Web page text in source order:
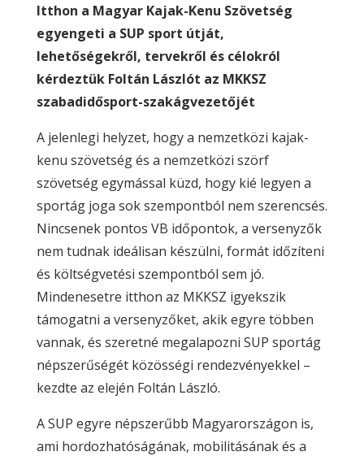
Itthon a Magyar Kajak-Kenu Szövetség
egyengeti a SUP sport útját,
lehetőségekről, tervekről és célokról
kérdeztük Foltán Lászlót az MKKSZ
szabadidősport-szakágvezetőjét
A jelenlegi helyzet, hogy a nemzetközi kajak-
kenu szövetség és a nemzetközi szörf
szövetség egymással küzd, hogy kié legyen a
sportág joga sok szempontból nem szerencsés.
Nincsenek pontos VB időpontok, a versenyzők
nem tudnak ideálisan készülni, formát időzíteni
és költségvetési szempontból sem jó.
Mindenesetre itthon az MKKSZ igyekszik
támogatni a versenyzőket, akik egyre többen
vannak, és szeretné megalapozni SUP sportág
népszerűségét közösségi rendezvényekkel –
kezdte az elején Foltán László.
A SUP egyre népszerűbb Magyarországon is,
ami hordozhatóságának, mobilitásának és a